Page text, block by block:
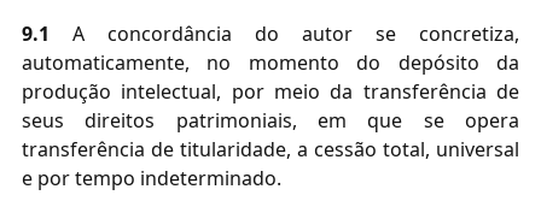
9.1 A concordância do autor se concretiza,
automaticamente, no momento do depósito da
produção intelectual, por meio da transferência de
seus direitos patrimoniais, em que se opera
transferência de titularidade, a cessão total, universal
e por tempo indeterminado.